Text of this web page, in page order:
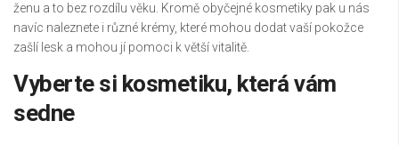
ženu a to bez rozdílu věku. Kromě obyčejné kosmetiky pak u nás
navíc naleznete i různé krémy, které mohou dodat vaší pokožce
zašlí lesk a mohou jí pomoci k větší vitalitě.
Vyberte si kosmetiku, která vám
sedne